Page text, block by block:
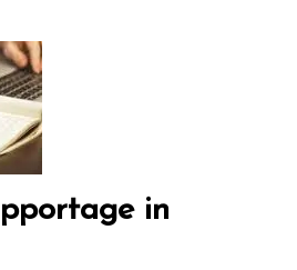
in